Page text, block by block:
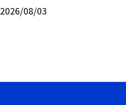
2026/08/03